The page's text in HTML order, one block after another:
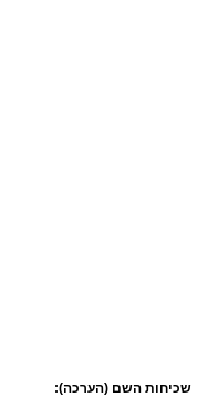
שכיחות השם (הערכה):